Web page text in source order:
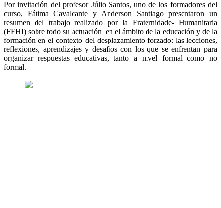
Por invitación del profesor Júlio Santos, uno de los formadores del
curso, Fátima Cavalcante y Anderson Santiago presentaron un
resumen del trabajo realizado por la Fraternidade- Humanitaria
(FFHI) sobre todo su actuación en el ámbito de la educación y de la
formación en el contexto del desplazamiento forzado: las lecciones,
reflexiones, aprendizajes y desafíos con los que se enfrentan para
organizar respuestas educativas, tanto a nivel formal como no
formal.